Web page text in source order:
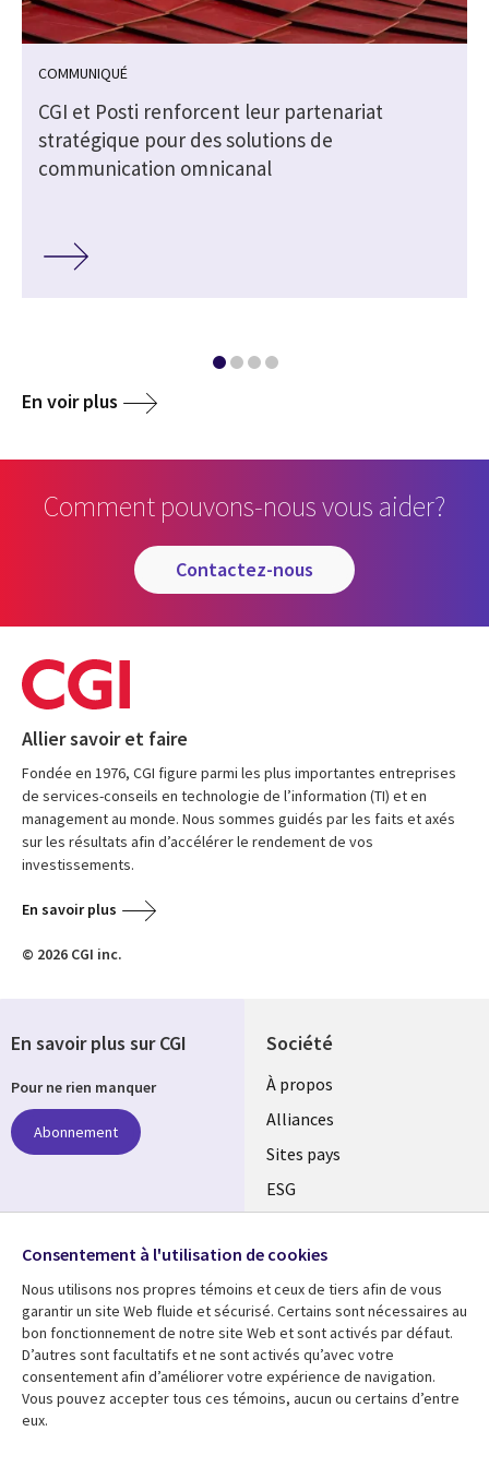
COMMUNIQUÉ
CGI et Posti renforcent leur partenariat
stratégique pour des solutions de
communication omnicanal
En voir plus
Comment pouvons-nous vous aider?
contactez-nous
Allier savoir et faire
Fondée en 1976, CGI figure parmi les plus importantes entreprises
de services-conseils en technologie de l’information (TI) et en
management au monde. Nous sommes guidés par les faits et axés
sur les résultats afin d’accélérer le rendement de vos
investissements.
En savoir plus
© 2026 CGI inc.
Société
À propos
Alliances
Sites pays
ESG
Fusions
Salle de presse
Ressources
Articles
Support
En savoir plus sur CGI
Pour ne rien manquer
Abonnement
Suivez-nous
Social
Media
Global
FR
Consentement à l'utilisation de cookies
Nous utilisons nos propres témoins et ceux de tiers afin de vous
garantir un site Web fluide et sécurisé. Certains sont nécessaires au
bon fonctionnement de notre site Web et sont activés par défaut.
D’autres sont facultatifs et ne sont activés qu’avec votre
consentement afin d’améliorer votre expérience de navigation.
Vous pouvez accepter tous ces témoins, aucun ou certains d’entre
eux.